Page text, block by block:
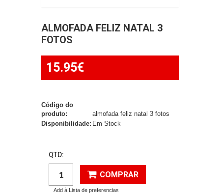
ALMOFADA FELIZ NATAL 3
FOTOS
15.95€
Código do
produto:
almofada feliz natal 3 fotos
Disponibilidade:Em Stock
QTD:
COMPRAR
Add à Lista de preferencias